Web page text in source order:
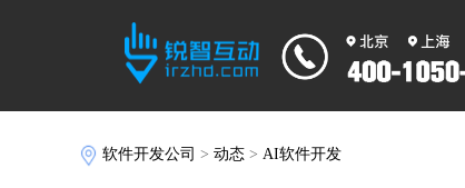
软件开发公司 >动态 >AI软件开发